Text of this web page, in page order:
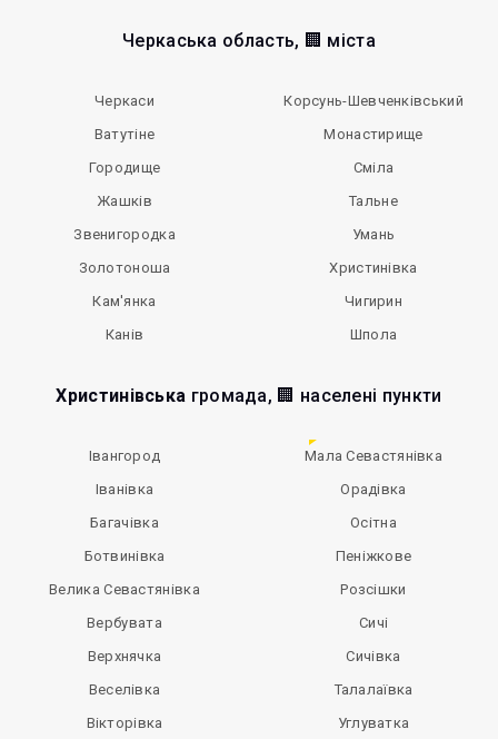
Черкаська область, 🏢 міста
Черкаси
Ватутіне
Городище
Жашків
Звенигородка
Золотоноша
Кам'янка
Канів
Корсунь-Шевченківський
Монастирище
Сміла
Тальне
Умань
Христинівка
Чигирин
Шпола
Христинівська громада, 🏢 населені пункти
Івангород
Іванівка
Багачівка
Ботвинівка
Велика Севастянівка
Вербувата
Верхнячка
Веселівка
Вікторівка
Мала Севастянівка
Орадівка
Осітна
Пеніжкове
Розсішки
Сичі
Сичівка
Талалаївка
Углуватка